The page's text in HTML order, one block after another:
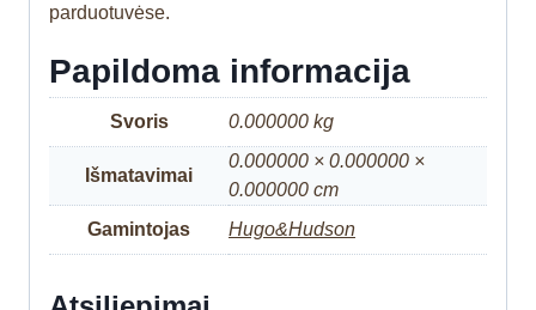
parduotuvėse.
Papildoma informacija
Svoris 0.000000 kg
Išmatavimai
0.000000 × 0.000000 ×
0.000000 cm
Gamintojas
Hugo&Hudson